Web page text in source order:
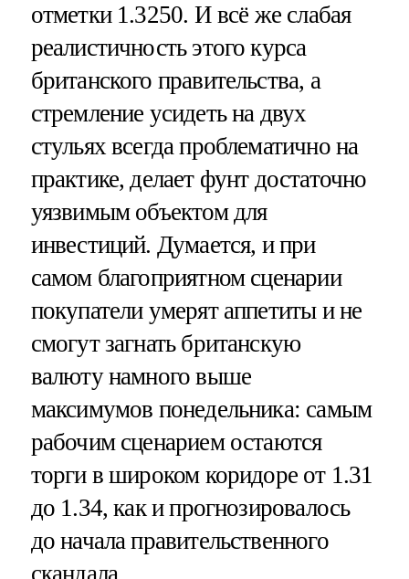
отметки 1.3250. И всё же слабая
реалистичность этого курса
британского правительства, а
стремление усидеть на двух
стульях всегда проблематично на
практике, делает фунт достаточно
уязвимым объектом для
инвестиций. Думается, и при
самом благоприятном сценарии
покупатели умерят аппетиты и не
смогут загнать британскую
валюту намного выше
максимумов понедельника: самым
рабочим сценарием остаются
торги в широком коридоре от 1.31
до 1.34, как и прогнозировалось
до начала правительственного